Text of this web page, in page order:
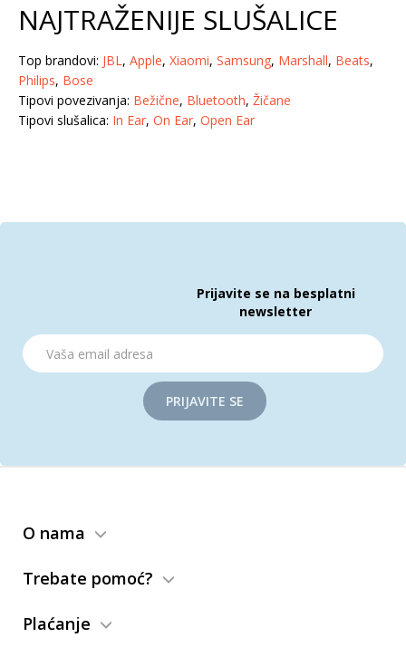
NAJTRAŽENIJE SLUŠALICE
Top brandovi: JBL, Apple, Xiaomi, Samsung, Marshall, Beats,
Philips, Bose
Tipovi povezivanja: Bežične, Bluetooth, Žičane
Tipovi slušalica: In Ear, On Ear, Open Ear
Prijavite se na besplatni
newsletter
PRIJAVITE SE
O nama
Trebate pomoć?
Plaćanje